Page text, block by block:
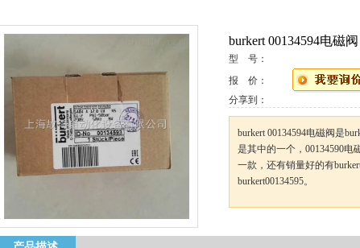
burkert 00134594电磁阀
型 号：
报 价：
分享到：
burkert 00134594电磁阀是
是其中的一个，00134590电
一款，还有销量好的有
burkert00134595。